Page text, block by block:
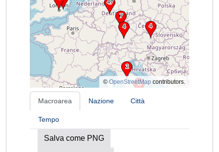
© OpenStreetMap contributors.
Macroarea Nazione Città
Tempo
Salva come PNG